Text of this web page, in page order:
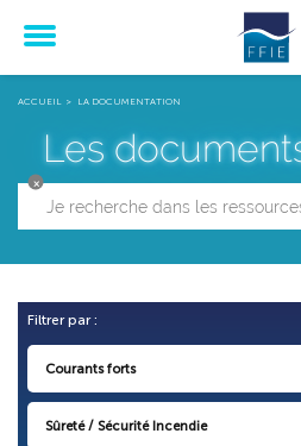
ACCUEIL
LA DOCUMENTATION
Les
×
Filtrer par :
Courants forts
Sûreté / Sécurité Incendie